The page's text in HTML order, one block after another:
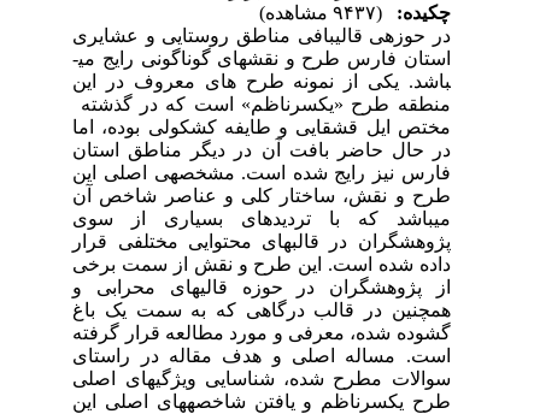
چکیده:
در حوزه­ی قالی­بافی مناطق روستایی و عشایری
استان فارس طرح و نقش­های گوناگونی رایج می­
باشد. یکی از نمونه طرح های معروف در این
منطقه طرح «یک­سرناظم» است که در گذشته
مختص ایل قشقایی و طایفه کشکولی بوده، اما
در حال حاضر بافت آن در دیگر مناطق استان
فارس نیز رایج شده است. مشخصه­­ی اصلی این
طرح و نقش، ساختار کلی و عناصر شاخص آن
می­باشد که با تردیدهای بسیاری از سوی
پژوهشگران در قالب­های محتوایی مختلفی قرار
داده شده است. این طرح و نقش از سمت برخی
از پژوهشگران در حوزه قالی­های محرابی و
همچنین در قالب درگاهی که به سمت یک باغ
گشوده شده، معرفی و مورد مطالعه قرار گرفته
است. مساله اصلی و هدف مقاله در راستای
سوالات مطرح شده، شناسایی ویژگی­های اصلی
طرح یک­سرناظم و یافتن شاخصه­های اصلی این